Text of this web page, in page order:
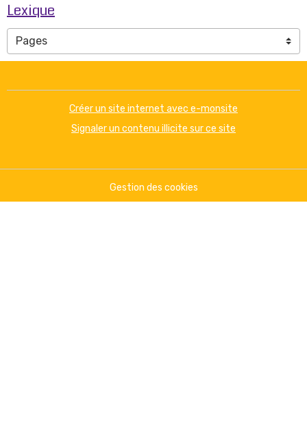
Lexique
Créer un site internet avec e-monsite
Signaler un contenu illicite sur ce site
Gestion des cookies